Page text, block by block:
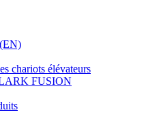
chariots élévateurs
FUSION